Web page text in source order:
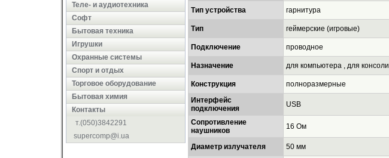
Теле- и аудиотехника
Софт
Бытовая техника
Игрушки
Охранные системы
Cпорт и отдых
Торговое оборудование
Бытовая химия
Контакты
т.(050)3842291
supercomp@i.ua
Тип устройства гарнитура
Тип геймерские (игровые)
Подключение проводное
Назначение для компьютера , для консоли
Конструкция
полноразмерные
Интерфейс
подключения
USB
Сопротивление
наушников
16 Ом
Диаметр излучателя
50 мм